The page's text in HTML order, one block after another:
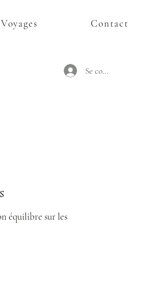
Se connecter
Contact
équilibre sur les